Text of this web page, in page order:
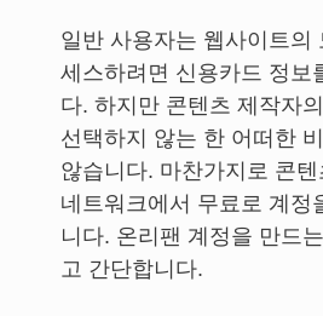
일반 사용자는 웹사이트의
세스하려면 신용카드 정보
다. 하지만 콘텐츠 제작자
선택하지 않는 한 어떠한
않습니다. 마찬가지로 콘
네트워크에서 무료로 계정
니다. 온리팬 계정을 만드
고 간단합니다.